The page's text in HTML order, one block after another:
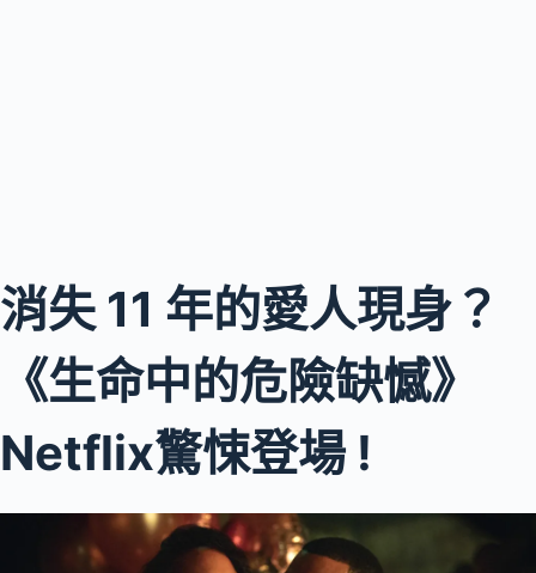
消失 11 年的愛人現身？
《生命中的危險缺憾》
Netflix驚悚登場 !